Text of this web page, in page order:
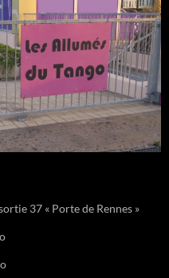
37 « Porte de Rennes »